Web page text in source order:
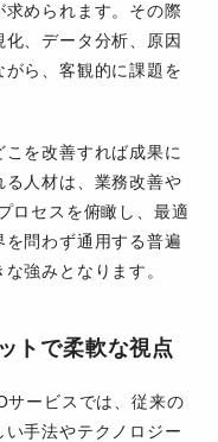
められます。その際
、データ分析、原因
ら、客観的に課題を
こを改善すれば成果に
人材は、業務改善や
ロセスを俯瞰し、最適
問わず通用する普遍
強みとなります。
トで柔軟な視点
サービスでは、従来の
手法やテクノロジー